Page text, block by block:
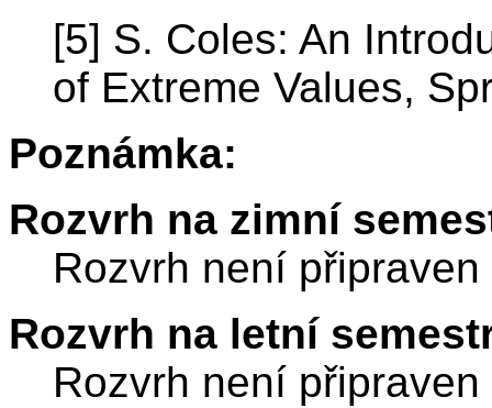
[5] S. Coles: An
of Extreme Values,
Poznámka:
Rozvrh na zimní
Rozvrh není připraven
Rozvrh na letní
Rozvrh není připraven